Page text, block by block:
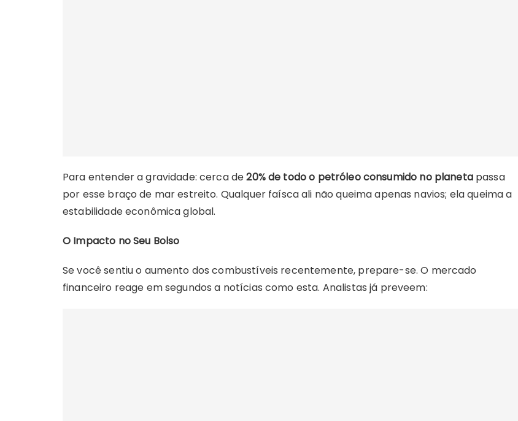
Para entender a gravidade: cerca de20% de todo o petróleo consumido no planetapassa
por esse braço de mar estreito. Qualquer faísca ali não queima apenas navios; ela queima a
estabilidade econômica global.
O Impacto no Seu Bolso
Se você sentiu o aumento dos combustíveis recentemente, prepare-se. O mercado
financeiro reage em segundos a notícias como esta. Analistas já preveem: